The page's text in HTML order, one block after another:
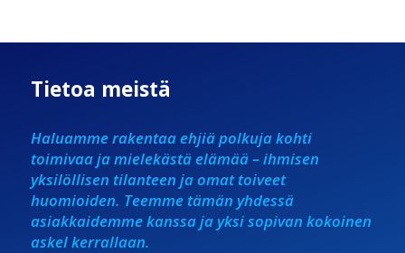
Tietoa meistä
Haluamme rakentaa ehjiä polkuja kohti
toimivaa ja mielekästä elämää – ihmisen
yksilöllisen tilanteen ja omat toiveet
huomioiden. Teemme tämän yhdessä
asiakkaidemme kanssa ja yksi sopivan kokoinen
askel kerrallaan.